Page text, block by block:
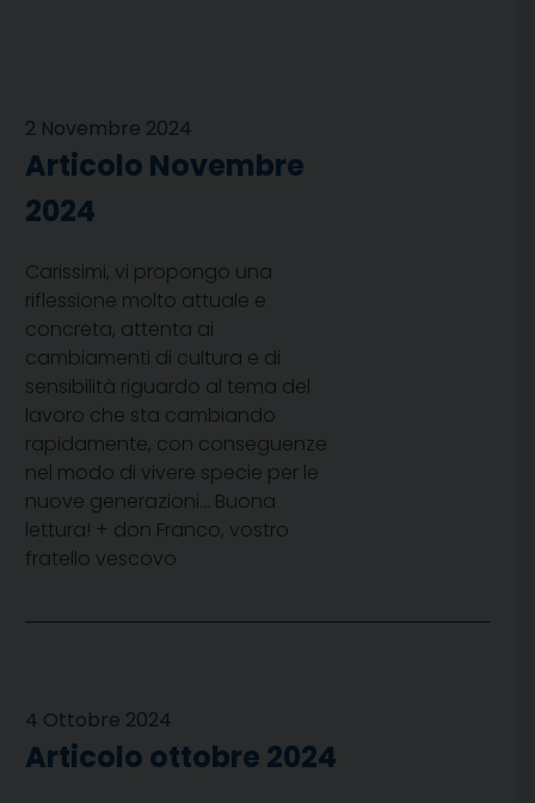
2 Novembre 2024
Articolo Novembre
2024
Carissimi, vi propongo una
riflessione molto attuale e
concreta, attenta ai
cambiamenti di cultura e di
sensibilità riguardo al tema del
lavoro che sta cambiando
rapidamente, con conseguenze
nel modo di vivere specie per le
nuove generazioni… Buona
lettura! + don Franco, vostro
fratello vescovo
4 Ottobre 2024
Articolo ottobre 2024